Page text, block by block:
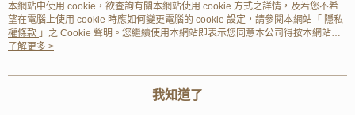
熱門標籤
本網站中使用 cookie，欲查詢有關本網站使用 cookie 方式之詳情，及若您不希
望在電腦上使用 cookie 時應如何變更電腦的 cookie 設定，請參閱本網站「 隱私
權條款 」之 Cookie 聲明。您繼續使用本網站即表示您同意本公司得按本網站使
用條款之 Cookie 聲明使用 cookie。
了解更多 >
我知道了